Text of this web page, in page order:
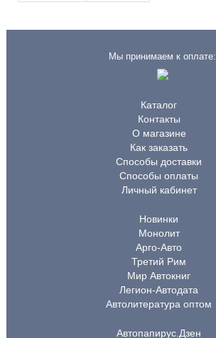
Мы принимаем к оплате:
Каталог
Контакты
О магазине
Как заказать
Способы доставки
Способы оплаты
Личный кабинет
Новинки
Монолит
Арго-Авто
Третий Рим
Мир Автокниг
Легион-Автодата
Автолитература оптом
Автопапирус.Дзен